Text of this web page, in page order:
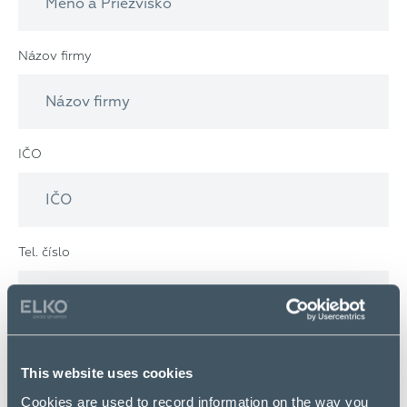
This website uses cookies
Cookies are used to record information on the way you
Názov firmy
IČO
Tel. číslo